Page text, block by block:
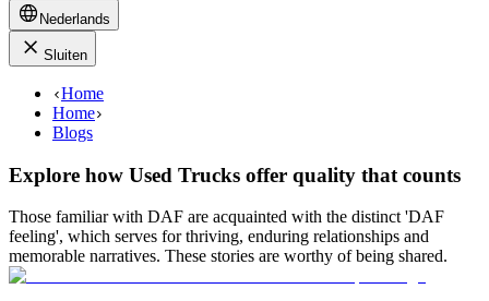
Nederlands
Sluiten
Home
Home
Blogs
Explore how Used Trucks offer quality that counts
Those familiar with DAF are acquainted with the distinct 'DAF
feeling', which serves for thriving, enduring relationships and
memorable narratives. These stories are worthy of being shared.